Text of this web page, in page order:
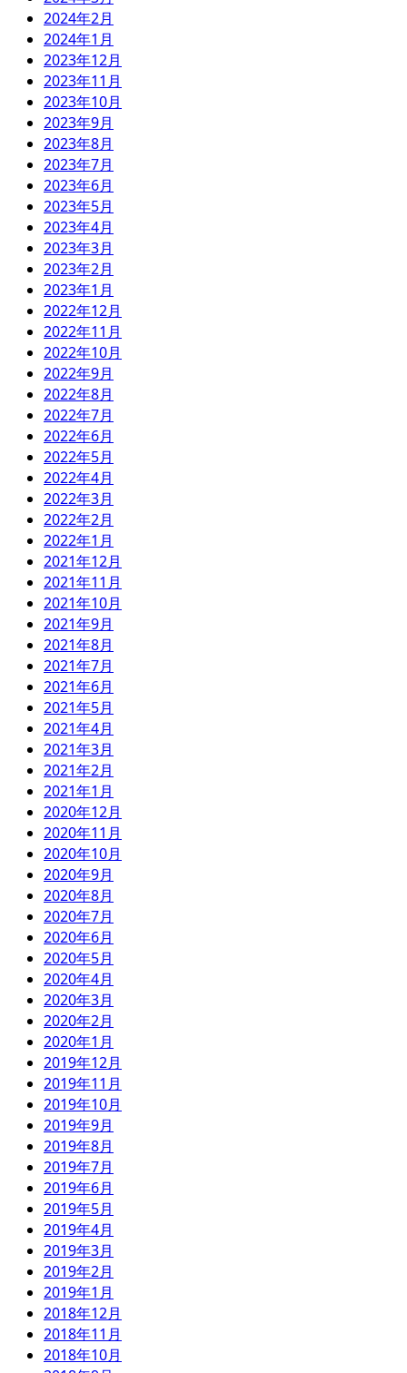
2024年2月
2024年1月
2023年12月
2023年11月
2023年10月
2023年9月
2023年8月
2023年7月
2023年6月
2023年5月
2023年4月
2023年3月
2023年2月
2023年1月
2022年12月
2022年11月
2022年10月
2022年9月
2022年8月
2022年7月
2022年6月
2022年5月
2022年4月
2022年3月
2022年2月
2022年1月
2021年12月
2021年11月
2021年10月
2021年9月
2021年8月
2021年7月
2021年6月
2021年5月
2021年4月
2021年3月
2021年2月
2021年1月
2020年12月
2020年11月
2020年10月
2020年9月
2020年8月
2020年7月
2020年6月
2020年5月
2020年4月
2020年3月
2020年2月
2020年1月
2019年12月
2019年11月
2019年10月
2019年9月
2019年8月
2019年7月
2019年6月
2019年5月
2019年4月
2019年3月
2019年2月
2019年1月
2018年12月
2018年11月
2018年10月